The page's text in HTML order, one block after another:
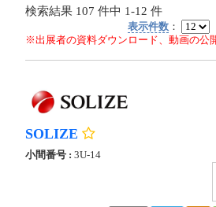
検索結果 107 件中 1-12 件
表示件数 ：
※出展者の資料ダウンロード、動画の公
SOLIZE
小間番号 : 3U-14